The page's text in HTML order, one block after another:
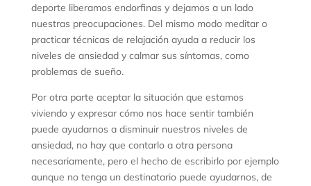
deporte liberamos endorfinas y dejamos a un lado
nuestras preocupaciones. Del mismo modo meditar o
practicar técnicas de relajación ayuda a reducir los
niveles de ansiedad y calmar sus síntomas, como
problemas de sueño.
Por otra parte aceptar la situación que estamos
viviendo y expresar cómo nos hace sentir también
puede ayudarnos a disminuir nuestros niveles de
ansiedad, no hay que contarlo a otra persona
necesariamente, pero el hecho de escribirlo por ejemplo
aunque no tenga un destinatario puede ayudarnos, de